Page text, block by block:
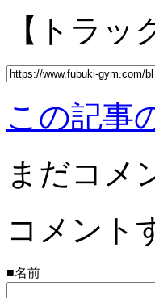
【トラ
この記事
まだコメ
コメント
■名前